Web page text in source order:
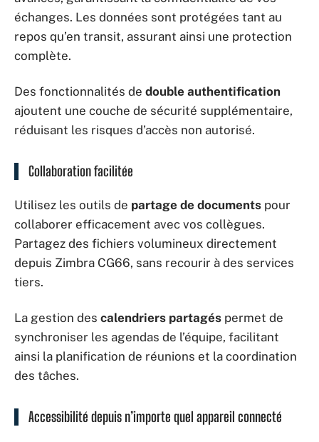
échanges. Les données sont protégées tant au
repos qu’en transit, assurant ainsi une protection
complète.
Des fonctionnalités de double authentification
ajoutent une couche de sécurité supplémentaire,
réduisant les risques d’accès non autorisé.
Collaboration facilitée
Utilisez les outils de partage de documents pour
collaborer efficacement avec vos collègues.
Partagez des fichiers volumineux directement
depuis Zimbra CG66, sans recourir à des services
tiers.
La gestion des calendriers partagés permet de
synchroniser les agendas de l’équipe, facilitant
ainsi la planification de réunions et la coordination
des tâches.
Accessibilité depuis n’importe quel appareil connecté